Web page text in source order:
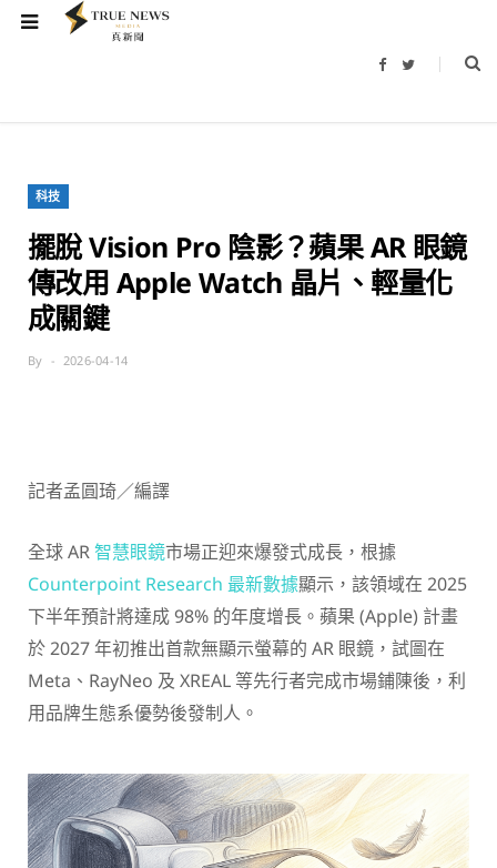
F
b
T
t
科技
擺脫 Vision Pro 陰影？蘋果 AR 眼鏡
傳改用 Apple Watch 晶片、輕量化
成關鍵
By 2026-04-14
記者孟圓琦／編譯
全球 AR智慧眼鏡市場正迎來爆發式成長，根據
Counterpoint Research 最新數據顯示，該領域在 2025
下半年預計將達成 98% 的年度增長。蘋果 (Apple) 計畫
於 2027 年初推出首款無顯示螢幕的 AR 眼鏡，試圖在
Meta、RayNeo 及 XREAL 等先行者完成市場鋪陳後，利
用品牌生態系優勢後發制人。